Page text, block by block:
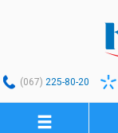
(067) 225-80-20